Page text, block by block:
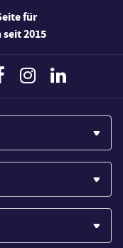
für
2015